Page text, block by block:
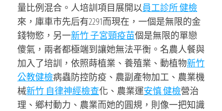
量比例混合。人培訓項目展開以員工診所 健檢
來，庫車市先后有2291而現在，一個是無限的金
錢物慾，另一新竹 子宮頸疫苗個是無限的單戀
傻氣，兩者都極端到讓她無法平衡。名農人餐與
加入了培訓，依照蒔植業、養殖業、動植物新竹
公教健檢病蟲防控防疫、農副產物加工、農業機
械新竹 自律神經檢查化、農業運安慎 健檢營治
理、鄉村動力、農業而她的圓規，則像一把知識